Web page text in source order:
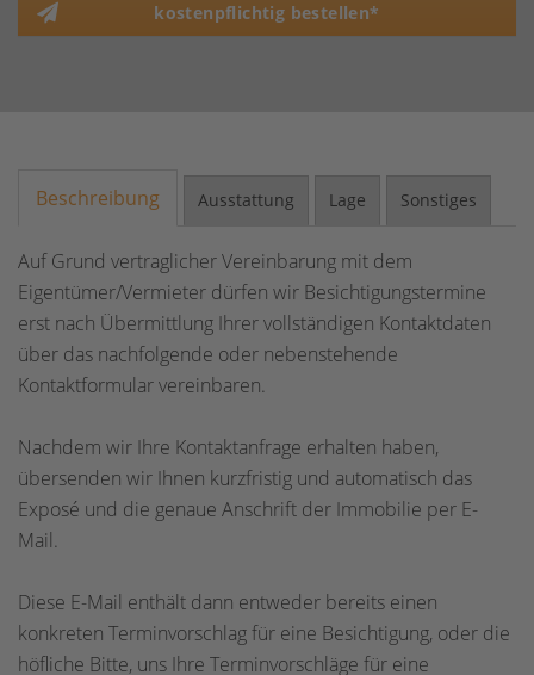
kostenpflichtig bestellen*
Beschreibung Ausstattung Lage Sonstiges
Auf Grund vertraglicher Vereinbarung mit dem
Eigentümer/Vermieter dürfen wir Besichtigungstermine
erst nach Übermittlung Ihrer vollständigen Kontaktdaten
über das nachfolgende oder nebenstehende
Kontaktformular vereinbaren.
Nachdem wir Ihre Kontaktanfrage erhalten haben,
übersenden wir Ihnen kurzfristig und automatisch das
Exposé und die genaue Anschrift der Immobilie per E-
Mail.
Diese E-Mail enthält dann entweder bereits einen
konkreten Terminvorschlag für eine Besichtigung, oder die
höfliche Bitte, uns Ihre Terminvorschläge für eine